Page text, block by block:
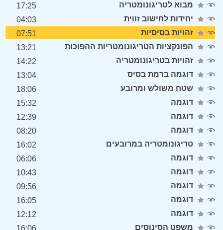
מבוא לטריגונומטריה
17:25
יחידות לחישוב זווית
04:03
זהויות בסיסיות
07:51
הפונקציות הטריגונומטריות ההפוכות
13:21
זהויות בטריגונומטריה
14:22
דוגמה ברמת בסיס
13:04
שטח משולש ומרובע
18:06
דוגמה
15:32
דוגמה
12:39
דוגמה
08:20
טריגונומטריה במרובעים
16:02
דוגמה
06:06
דוגמה
10:43
דוגמה
09:56
דוגמה
16:05
דוגמה
12:12
משפט הסינוסים
16:06